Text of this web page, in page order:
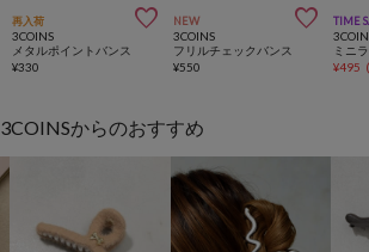
再入荷 
3COINS
メタルポイントバンス
¥330
NEW 
3COINS
フリルチェックバンス
¥550
TIME
¥495
3COINSからのおすすめ